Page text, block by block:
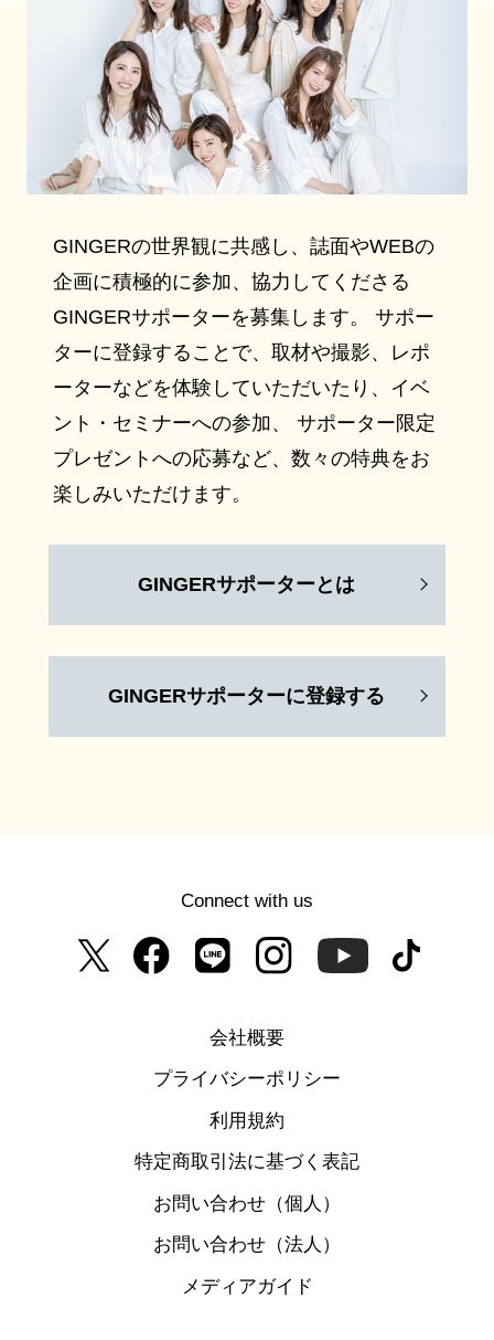
GINGERの世界観に共感し、誌面やWEBの
企画に積極的に参加、協力してくださる
GINGERサポーターを募集します。 サポー
ターに登録することで、取材や撮影、レポ
ーターなどを体験していただいたり、イベ
ント・セミナーへの参加、 サポーター限定
プレゼントへの応募など、数々の特典をお
楽しみいただけます。
GINGERサポーターとは
GINGERサポーターに登録する
Connect with us
会社概要
プライバシーポリシー
利用規約
特定商取引法に基づく表記
お問い合わせ（個人）
お問い合わせ（法人）
メディアガイド